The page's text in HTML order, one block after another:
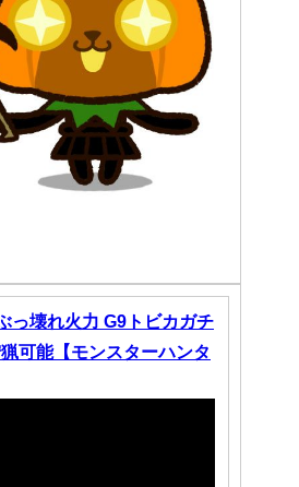
っ壊れ火力 G9トビカガチ
可能【モンスターハンタ